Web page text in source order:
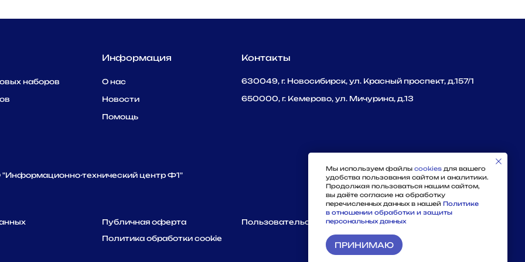
630049, г. Новосибирск, ул. Красный проспект, д.157/1
650000, г. Кемерово, ул. Мичурина, д.13
технический центр Ф1"
наборов
Пользовательское соглашение
Публичная оферта
Политика обработки cookie
Новости
Помощь
О наc
Информация Контакты
Мы используем файлы cookies для вашего
удобства пользования сайтом и аналитики.
Продолжая пользоваться нашим сайтом,
вы даёте согласие на обработку
перечисленных данных в нашей Политике
в отношении обработки и защиты
персональных данных
ПРИНИМАЮ